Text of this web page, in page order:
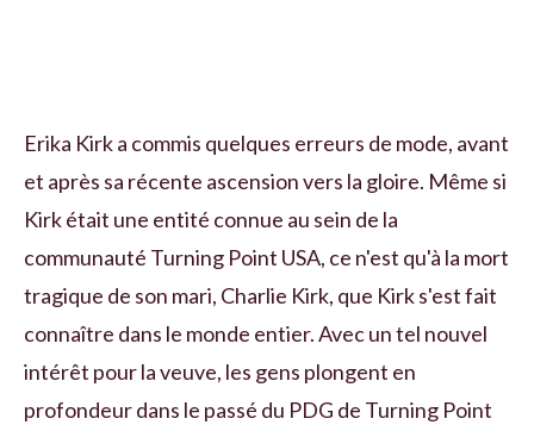
Erika Kirk a commis quelques erreurs de mode, avant
et après sa récente ascension vers la gloire. Même si
Kirk était une entité connue au sein de la
communauté Turning Point USA, ce n'est qu'à la mort
tragique de son mari, Charlie Kirk, que Kirk s'est fait
connaître dans le monde entier. Avec un tel nouvel
intérêt pour la veuve, les gens plongent en
profondeur dans le passé du PDG de Turning Point